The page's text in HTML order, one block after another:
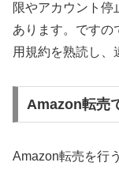
限やアカウント
あります。ですの
用規約を熟読し、
Amazon転売
Amazon転売を行